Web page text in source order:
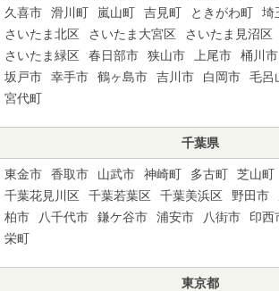
久喜市
滑川町 嵐山町 吉見町 ときがわ町
埼
さいたま北区
さいたま大宮区 さいたま見沼区
さいたま緑区
春日部市 狭山市 上尾市 桶川市
坂戸市
幸手市 鶴ヶ島市 吉川市 白岡市 毛呂
宮代町
千葉県
東金市 香取市 山武市 神崎町 多古町 芝山町
千葉花見川区
千葉若葉区 千葉美浜区 野田市
柏市
八千代市 鎌ケ谷市 浦安市 八街市 印西
栄町
東京都